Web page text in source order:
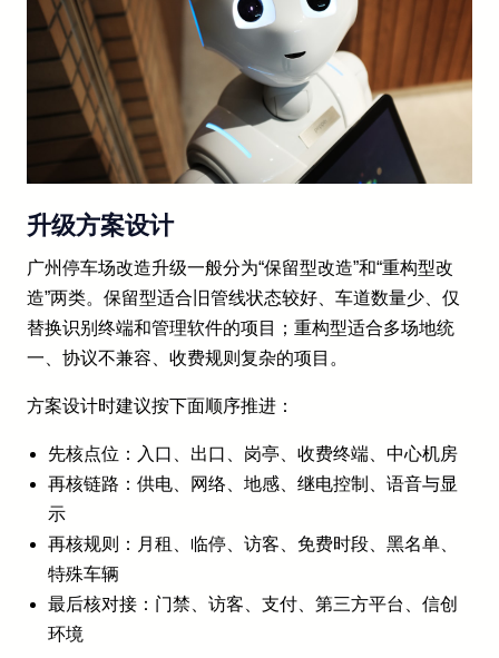
升级方案设计
广州停车场改造升级一般分为“保留型改造”和“重构型改
造”两类。保留型适合旧管线状态较好、车道数量少、仅
替换识别终端和管理软件的项目；重构型适合多场地统
一、协议不兼容、收费规则复杂的项目。
方案设计时建议按下面顺序推进：
先核点位：入口、出口、岗亭、收费终端、中心机房
再核链路：供电、网络、地感、继电控制、语音与显
示
再核规则：月租、临停、访客、免费时段、黑名单、
特殊车辆
最后核对接：门禁、访客、支付、第三方平台、信创
环境